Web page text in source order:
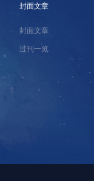
封面文章
封面文章
过刊一览